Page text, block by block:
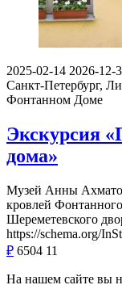
2025-02-14 2026-12-
Санкт-Петербург,
Фонтанном Доме
Экскурсия
дома»
Музей Анны
кровлей
Шереметевского
https://schema.org/
₽ 6504 11
На нашем сайте вы